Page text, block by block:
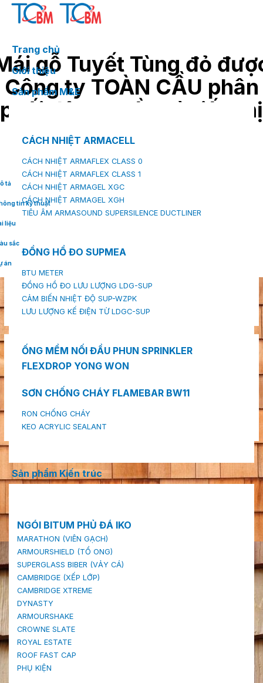
Skip
Trang chủ
Giới thiệu
Sản phẩm M&E
CÁCH NHIỆT ARMACELL
CÁCH NHIỆT ARMAFLEX CLASS 0
CÁCH NHIỆT ARMAFLEX CLASS 1
CÁCH NHIỆT ARMAGEL XGC
CÁCH NHIỆT ARMAGEL XGH
TIÊU ÂM ARMASOUND SUPERSILENCE DUCTLINER
ĐỒNG HỒ ĐO SUPMEA
BTU METER
ĐỒNG HỒ ĐO LƯU LƯỢNG LDG-SUP
CẢM BIẾN NHIỆT ĐỘ SUP-WZPK
LƯU LƯỢNG KẾ ĐIỆN TỪ LDGC-SUP
ỐNG MỀM NỐI ĐẦU PHUN SPRINKLER
FLEXDROP YONG WON
SƠN CHỐNG CHÁY FLAMEBAR BW11
RON CHỐNG CHÁY
KEO ACRYLIC SEALANT
Sản phẩm Kiến trúc
NGÓI BITUM PHỦ ĐÁ IKO
MARATHON (VIÊN GẠCH)
ARMOURSHIELD (TỔ ONG)
SUPERGLASS BIBER (VẢY CÁ)
CAMBRIDGE (XẾP LỚP)
CAMBRIDGE XTREME
DYNASTY
ARMOURSHAKE
CROWNE SLATE
ROYAL ESTATE
ROOF FAST CAP
PHỤ KIỆN
gỗ Tuyết Tùng đỏ
Công ty TOÀN CẦU phân
phối độc quyền và tiếp thị
sản phẩm tại thị trường
Việt Nam
tả
tin kỹ thuật
liệu
sắc
án